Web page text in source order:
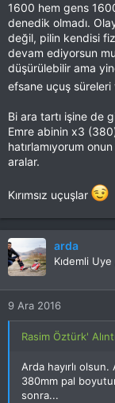
1600 hem gens
denedik olmadı.
değil, pilin kendisi
devam ediyorsun
düşürülebilir ama
efsane uçuş
Bi ara tartı işine de
Emre abinin x3
hatırlamıyorum
aralar.
Kırımsız uçuşlar
arda
Kıdemli Uye
9 Ara 2016
Rasim Öztürk'
Arda hayırlı
380mm pal
sonra...